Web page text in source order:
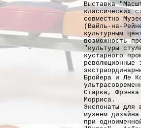
Выставка
классических
совместно
(Вайль-на-
культурным
возможность
"культуры
кустарного
революционные
Бройера и Ле
Старка,
Морриса.
Экспонаты для
музеем
при